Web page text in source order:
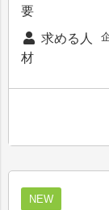
要
求める人
材
NEW